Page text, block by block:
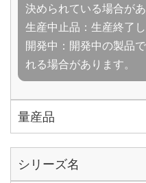
決められている場合があ
生産中止品：生産終了
開発中：開発中の製品
れる場合があります。
量産品
シリーズ名